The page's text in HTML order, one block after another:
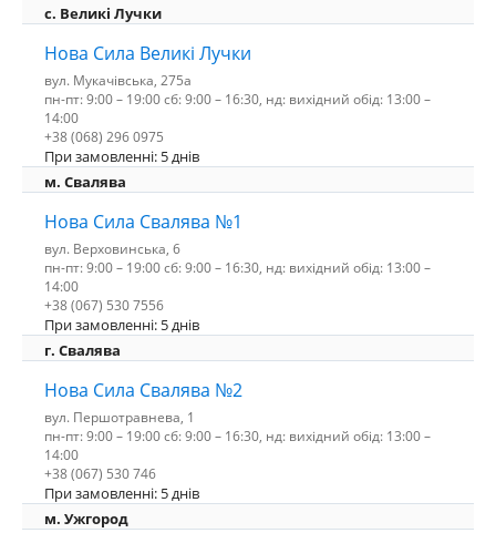
c. Великі Лучки
Нова Сила Великі Лучки
вул. Мукачівська, 275а
пн-пт: 9:00 – 19:00 сб: 9:00 – 16:30, нд: вихідний обід: 13:00 –
14:00
+38 (068) 296 0975
При замовленні: 5 днів
м. Свалява
Нова Сила Свалява №1
вул. Верховинська, 6
пн-пт: 9:00 – 19:00 сб: 9:00 – 16:30, нд: вихідний обід: 13:00 –
14:00
+38 (067) 530 7556
При замовленні: 5 днів
г. Свалява
Нова Сила Свалява №2
вул. Першотравнева, 1
пн-пт: 9:00 – 19:00 сб: 9:00 – 16:30, нд: вихідний обід: 13:00 –
14:00
+38 (067) 530 746
При замовленні: 5 днів
м. Ужгород